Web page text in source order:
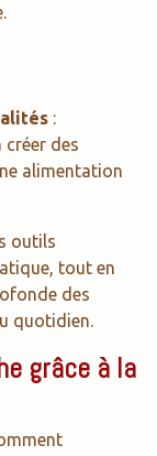
:
des
alimentation
outils
tout en
des
quotidien.
grâce à la